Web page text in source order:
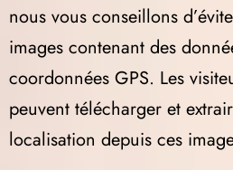
nous vous conseillons
images contenant des
coordonnées GPS. Les
peuvent télécharger et
localisation depuis ces